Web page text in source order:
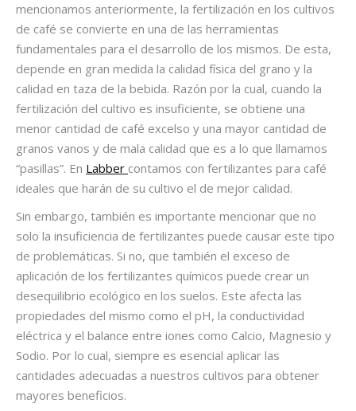
mencionamos anteriormente, la fertilización en los cultivos
de café se convierte en una de las herramientas
fundamentales para el desarrollo de los mismos. De esta,
depende en gran medida la calidad física del grano y la
calidad en taza de la bebida. Razón por la cual, cuando la
fertilización del cultivo es insuficiente, se obtiene una
menor cantidad de café excelso y una mayor cantidad de
granos vanos y de mala calidad que es a lo que llamamos
“pasillas”. En Labber contamos con fertilizantes para café
ideales que harán de su cultivo el de mejor calidad.
Sin embargo, también es importante mencionar que no
solo la insuficiencia de fertilizantes puede causar este tipo
de problemáticas. Si no, que también el exceso de
aplicación de los fertilizantes químicos puede crear un
desequilibrio ecológico en los suelos. Este afecta las
propiedades del mismo como el pH, la conductividad
eléctrica y el balance entre iones como Calcio, Magnesio y
Sodio. Por lo cual, siempre es esencial aplicar las
cantidades adecuadas a nuestros cultivos para obtener
mayores beneficios.